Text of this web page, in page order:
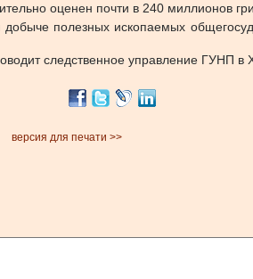
оценен почти в 240 миллионов
полезных ископаемых
следственное управление ГУНП в
версия для печати >>